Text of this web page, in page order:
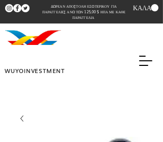
ΔΩΡΕΑΝ ΑΠΟΣΤΟΛΗ ΕΞΩΤΕΡΙΚΟΥ ΓΙΑ
ΠΑΡΑΓΓΕΛΙΕΣ ΑΝΩ ΤΩΝ 125,00 $ ΗΠΑ ΜΕ ΚΑΘΕ
ΠΑΡΑΓΓΕΛΙΑ
ΚΑΛΑΘΙ
WUYOINVESTMENT